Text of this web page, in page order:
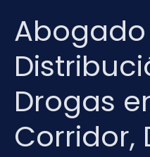
Drogas
Corridor,